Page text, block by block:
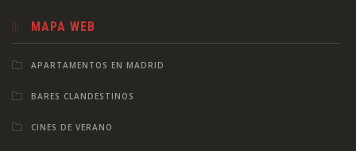
MAPA WEB
APARTAMENTOS EN MADRID
BARES CLANDESTINOS
CINES DE VERANO